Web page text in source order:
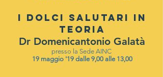
I DOLCI SALUTARI IN
TEORIA
Dr Domenicantonio Galatà
presso la Sede AINC
19 maggio '19 dalle 9,00 alle 13,00